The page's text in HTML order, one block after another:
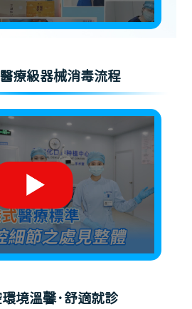
療級器械消毒流程
境溫馨·舒適就診